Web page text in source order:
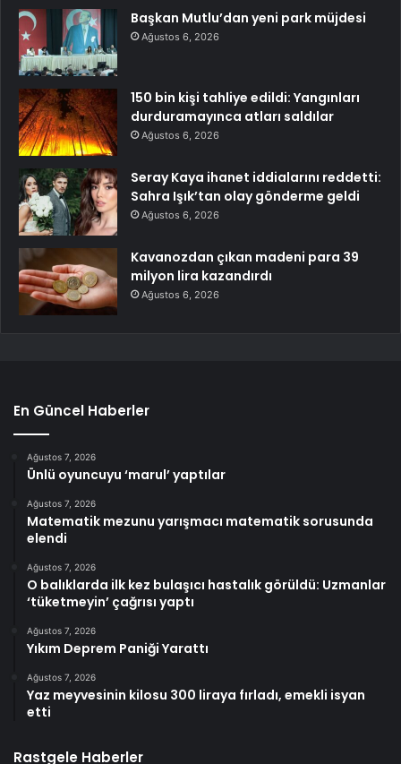
Başkan Mutlu’dan yeni park müjdesi
Ağustos 6, 2026
150 bin kişi tahliye edildi: Yangınları
durduramayınca atları saldılar
Ağustos 6, 2026
Seray Kaya ihanet iddialarını reddetti:
Sahra Işık’tan olay gönderme geldi
Ağustos 6, 2026
Kavanozdan çıkan madeni para 39
milyon lira kazandırdı
Ağustos 6, 2026
En Güncel Haberler
Ağustos 7, 2026
Ünlü oyuncuyu ‘marul’ yaptılar
Ağustos 7, 2026
Matematik mezunu yarışmacı matematik sorusunda
elendi
Ağustos 7, 2026
O balıklarda ilk kez bulaşıcı hastalık görüldü: Uzmanlar
‘tüketmeyin’ çağrısı yaptı
Ağustos 7, 2026
Yıkım Deprem Paniği Yarattı
Ağustos 7, 2026
Yaz meyvesinin kilosu 300 liraya fırladı, emekli isyan
etti
Rastgele Haberler